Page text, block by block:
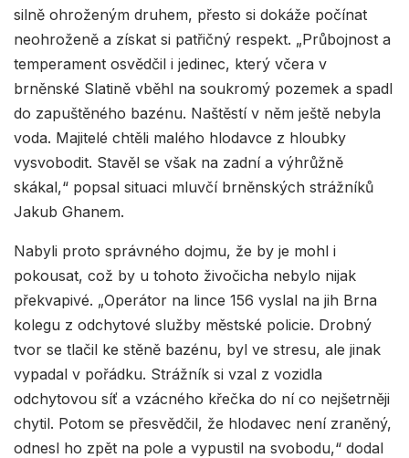
silně ohroženým druhem, přesto si dokáže počínat
neohroženě a získat si patřičný respekt. „Průbojnost a
temperament osvědčil i jedinec, který včera v
brněnské Slatině vběhl na soukromý pozemek a spadl
do zapuštěného bazénu. Naštěstí v něm ještě nebyla
voda. Majitelé chtěli malého hlodavce z hloubky
vysvobodit. Stavěl se však na zadní a výhrůžně
skákal,“ popsal situaci mluvčí brněnských strážníků
Jakub Ghanem.
Nabyli proto správného dojmu, že by je mohl i
pokousat, což by u tohoto živočicha nebylo nijak
překvapivé. „Operátor na lince 156 vyslal na jih Brna
kolegu z odchytové služby městské policie. Drobný
tvor se tlačil ke stěně bazénu, byl ve stresu, ale jinak
vypadal v pořádku. Strážník si vzal z vozidla
odchytovou síť a vzácného křečka do ní co nejšetrněji
chytil. Potom se přesvědčil, že hlodavec není zraněný,
odnesl ho zpět na pole a vypustil na svobodu,“ dodal